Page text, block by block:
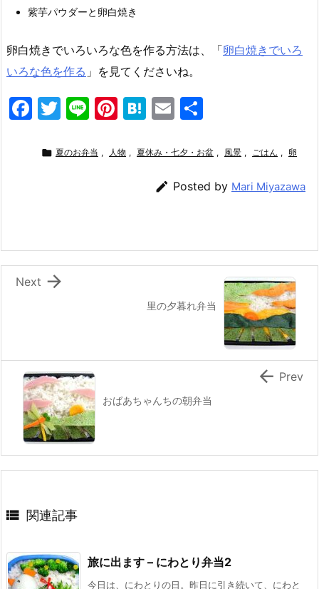
紫芋パウダーと卵白焼き
卵白焼きでいろいろな色を作る方法は、「卵白焼きでいろ
いろな色を作る 」を見てくださいね。
F
c
o
k
T
itt
Li
e
Pi
er
H
e
a
E
ai
l
 夏のお弁当 , 人物 , 夏休み・七夕・お盆 , 風景 , ごはん , 卵
 Posted by Mari Miyazawa
里の夕暮れ弁当

Next
おばあちゃんちの朝弁当
 Prev
 関連記事
旅に出ます – にわとり弁当2
今日は、にわとりの日。昨日に引き続いて、にわと